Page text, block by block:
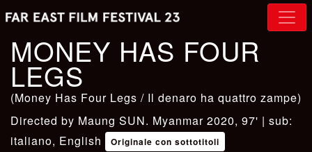
MONEY HAS FOUR
LEGS
(Money Has Four Legs / Il denaro ha quattro zampe)
Maung SUN. Myanmar 2020, 97' | sub:
italiano, English
Originale con sottotitoli